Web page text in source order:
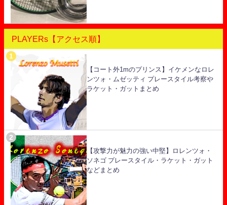
PLAYERs【アクセス順】
【コート外1mのプリンス】イケメンなロレ
ンツォ・ムゼッティ プレースタイル考察や
ラケット・ガットまとめ
【攻撃力が魅力の強い中堅】ロレンツォ・
ソネゴ プレースタイル・ラケット・ガット
などまとめ